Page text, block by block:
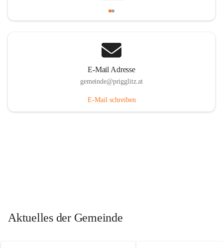
E-Mail Adresse
gemeinde@prigglitz.at
E-Mail schreiben
Aktuelles der Gemeinde